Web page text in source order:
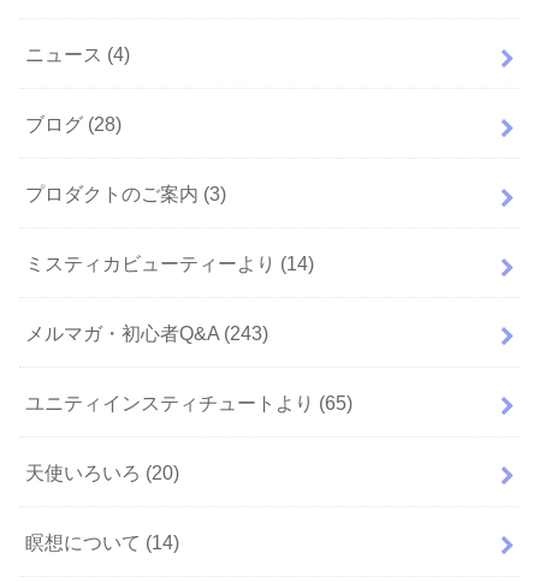
ニュース (4)
ブログ (28)
プロダクトのご案内 (3)
ミスティカビューティーより (14)
メルマガ・初心者Q&A (243)
ユニティインスティチュートより (65)
天使いろいろ (20)
瞑想について (14)